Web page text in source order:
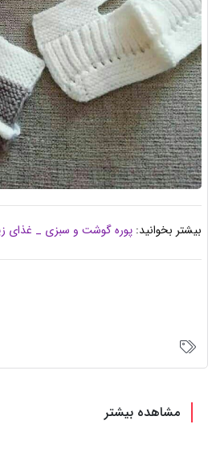
بیشتر بخوانید: پوره گوشت و سبزی _ غذای
مشاهده بیشتر